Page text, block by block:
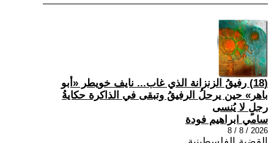
(18) رفيقُ الزنزانة الذي غاب... نايف خويطر «أبو
باهر» حين يرحلُ الرفيقُ وتبقى في الذاكرة حكايةُ
رجلٍ لا يُنسى
سامي ابراهيم فودة
2026 / 8 / 8